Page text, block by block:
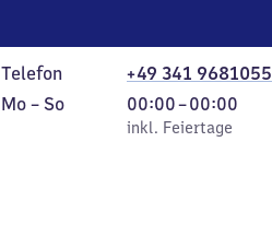
Telefon
+49 341 9681055
Montag
Mo – So,
inkl. Feiertage
00:00–00:00
Von
0
inkl. Feiertage